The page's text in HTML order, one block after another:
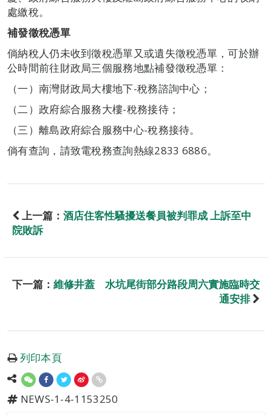
處繳稅。
補發徵稅憑單
倘納稅人仍未收到徵稅憑單又或遺失徵稅憑單，可於辦
公時間前往財政局三個服務地點補發徵稅憑單：
（一）南灣財政局大樓地下-稅務諮詢中心；
（二）政府綜合服務大樓-稅務接待；
（三）離島政府綜合服務中心-稅務接待。
倘有查詢，請致電稅務查詢熱線2833 6886。
上一篇： 酒店住客性騷擾送餐員被判罪成 上訴至中
院敗訴
下一篇： 維修井蓋 水坑尾街部分路段周六實施臨時交
通安排
列印本頁
NEWS-1-4-1153250